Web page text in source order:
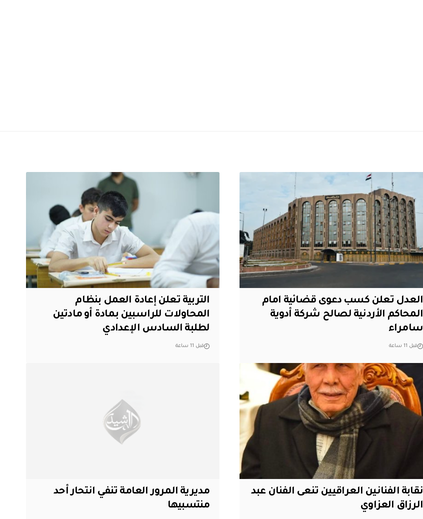
العدل تعلن كسب دعوى قضائية امام
المحاكم الأردنية لصالح شركة أدوية
سامراء
قبل 11 ساعة
التربية تعلن إعادة العمل بنظام
المحاولات للراسبين بمادة أو مادتين
لطلبة السادس الإعدادي
قبل 11 ساعة
نقابة الفنانين العراقيين تنعى الفنان عبد
الرزاق العزاوي
مديرية المرور العامة تنفي انتحار أحد
منتسبيها